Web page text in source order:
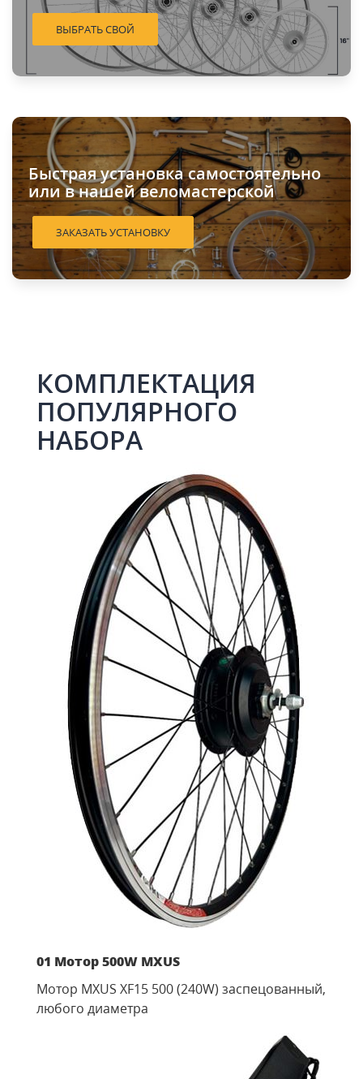
ВЫБРАТЬ СВОЙ
Быстрая установка самостоятельно
или в нашей веломастерской
ЗАКАЗАТЬ УСТАНОВКУ
КОМПЛЕКТАЦИЯ
ПОПУЛЯРНОГО
НАБОРА
01 Мотор 500W MXUS
Мотор MXUS XF15 500 (240W) заспецованный,
любого диаметра